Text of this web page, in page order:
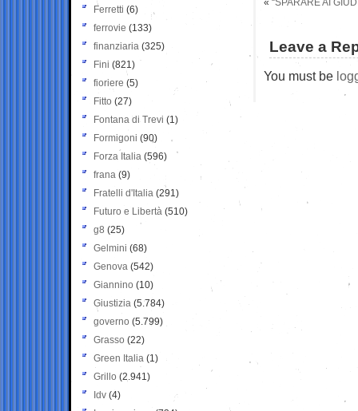
« “SPARARE AI
Leave a
You must be
Ferretti (6)
ferrovie (133)
finanziaria (325)
Fini (821)
fioriere (5)
Fitto (27)
Fontana di Trevi (1)
Formigoni (90)
Forza Italia (596)
frana (9)
Fratelli d'Italia (291)
Futuro e Libertà (510)
g8 (25)
Gelmini (68)
Genova (542)
Giannino (10)
Giustizia (5.784)
governo (5.799)
Grasso (22)
Green Italia (1)
Grillo (2.941)
Idv (4)